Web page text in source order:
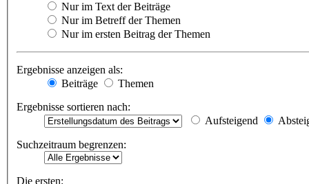
Nur im Text der Beiträge
Nur im Betreff der Themen
Nur im ersten Beitrag der Themen
Ergebnisse anzeigen als:
Beiträge
Themen
Ergebnisse sortieren nach:
Aufsteigend
Suchzeitraum begrenzen:
Die ersten: